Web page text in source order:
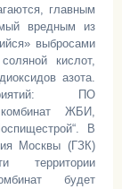
главным
вредным из
выбросами
кислот,
азота.
ПО
комбинат ЖБИ,
В
Москвы (ГЗК)
территории
будет